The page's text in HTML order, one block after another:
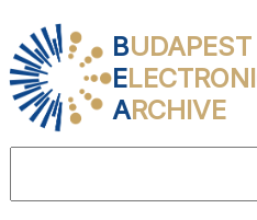
BUDAPEST
E
ARCHIVE